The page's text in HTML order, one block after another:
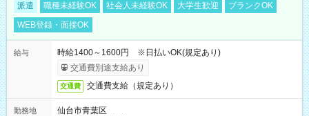
派遣 職種未経験OK 社会人未経験OK 大学生歓迎
ブランクOK
WEB登録・面接OK
給与
時給1400～1600円 ※日払いOK(規定あり)
交通費別途支給あり
交通費 交通費支給（規定あり）
勤務地
仙台市青葉区